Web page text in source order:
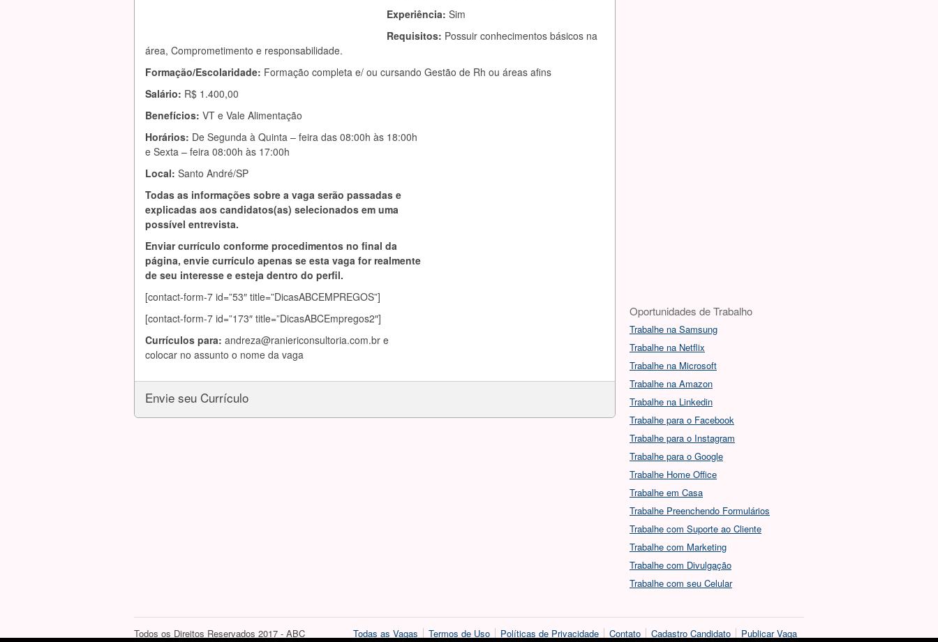
Experiência: Sim
Requisitos: Possuir conhecimentos básicos na
área, Comprometimento e responsabilidade.
Formação/Escolaridade: Formação completa e/ ou cursando Gestão de Rh ou áreas afins
Salário: R$ 1.400,00
Benefícios: VT e Vale Alimentação
Horários: De Segunda à Quinta – feira das 08:00h às 18:00h
e Sexta – feira 08:00h às 17:00h
Local: Santo André/SP
Todas as informações sobre a vaga serão passadas e
explicadas aos candidatos(as) selecionados em uma
possível entrevista.
Enviar currículo conforme procedimentos no final da
página, envie currículo apenas se esta vaga for realmente
de seu interesse e esteja dentro do perfil.
[contact-form-7 id=”53″ title=”DicasABCEMPREGOS”]
[contact-form-7 id=”173″ title=”DicasABCEmpregos2″]
Currículos para: andreza@raniericonsultoria.com.br e
colocar no assunto o nome da vaga
Envie seu Currículo
Oportunidades de Trabalho
Trabalhe na Samsung
Trabalhe na Netflix
Trabalhe na Microsoft
Trabalhe na Amazon
Trabalhe na Linkedin
Trabalhe para o Facebook
Trabalhe para o Instagram
Trabalhe para o Google
Trabalhe Home Office
Trabalhe em Casa
Trabalhe Preenchendo Formulários
Trabalhe com Suporte ao Cliente
Trabalhe com Marketing
Trabalhe com Divulgação
Trabalhe com seu Celular
Todas as Vagas Termos de Uso Políticas de Privacidade Contato Cadastro Candidato Publicar Vaga
Todos os Direitos Reservados 2017 - ABC